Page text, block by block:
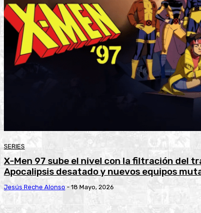
SERIES
X-Men 97 sube el nivel con la filtración del
Apocalipsis desatado y nuevos equipos
Jesús Reche Alonso - 18 Mayo, 2026